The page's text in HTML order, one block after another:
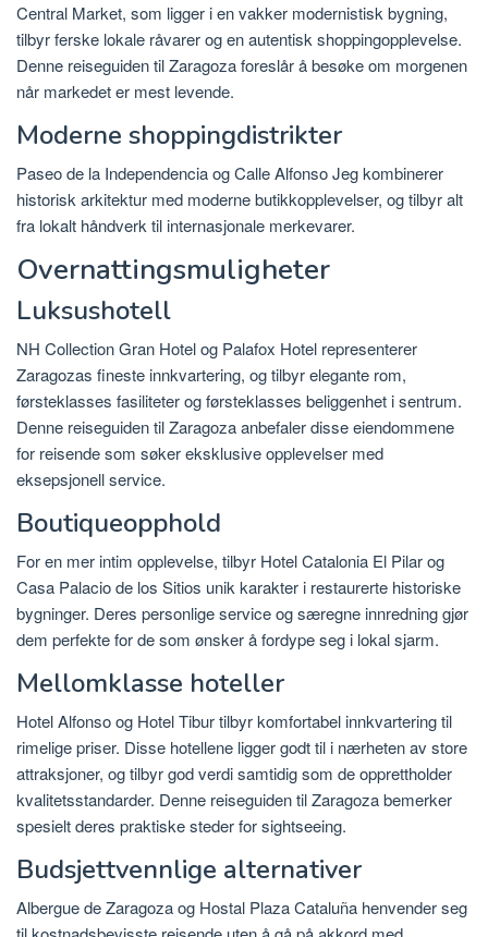
Central Market, som ligger i en vakker modernistisk bygning,
tilbyr ferske lokale råvarer og en autentisk shoppingopplevelse.
Denne reiseguiden til Zaragoza foreslår å besøke om morgenen
når markedet er mest levende.
Moderne shoppingdistrikter
Paseo de la Independencia og Calle Alfonso Jeg kombinerer
historisk arkitektur med moderne butikkopplevelser, og tilbyr alt
fra lokalt håndverk til internasjonale merkevarer.
Overnattingsmuligheter
Luksushotell
NH Collection Gran Hotel og Palafox Hotel representerer
Zaragozas fineste innkvartering, og tilbyr elegante rom,
førsteklasses fasiliteter og førsteklasses beliggenhet i sentrum.
Denne reiseguiden til Zaragoza anbefaler disse eiendommene
for reisende som søker eksklusive opplevelser med
eksepsjonell service.
Boutiqueopphold
For en mer intim opplevelse, tilbyr Hotel Catalonia El Pilar og
Casa Palacio de los Sitios unik karakter i restaurerte historiske
bygninger. Deres personlige service og særegne innredning gjør
dem perfekte for de som ønsker å fordype seg i lokal sjarm.
Mellomklasse hoteller
Hotel Alfonso og Hotel Tibur tilbyr komfortabel innkvartering til
rimelige priser. Disse hotellene ligger godt til i nærheten av store
attraksjoner, og tilbyr god verdi samtidig som de opprettholder
kvalitetsstandarder. Denne reiseguiden til Zaragoza bemerker
spesielt deres praktiske steder for sightseeing.
Budsjettvennlige alternativer
Albergue de Zaragoza og Hostal Plaza Cataluña henvender seg